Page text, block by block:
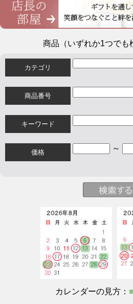
商品（いずれか1つでも
カテゴリ
商品番号
キーワード
価格 ～
カレンダーの見方： ■